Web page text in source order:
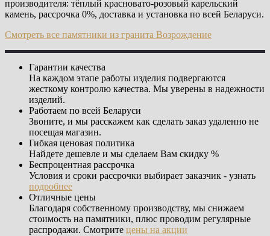
производителя: тёплый красновато-розовый карельский
камень, рассрочка 0%, доставка и установка по всей Беларуси.
Смотреть все памятники из гранита Возрождение
Гарантии качества
На каждом этапе работы изделия подвергаются
жесткому контролю качества. Мы уверены в надежности
изделий.
Работаем по всей Беларуси
Звоните, и мы расскажем как сделать заказ удаленно не
посещая магазин.
Гибкая ценовая политика
Найдете дешевле и мы сделаем Вам скидку %
Беспроцентная рассрочка
Условия и сроки рассрочки выбирает заказчик - узнать
подробнее
Отличные цены
Благодаря собственному производству, мы снижаем
стоимость на памятники, плюс проводим регулярные
распродажи. Смотрите цены на акции